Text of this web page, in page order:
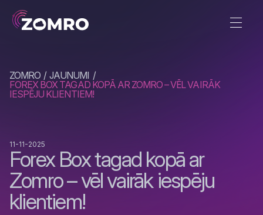
ZOMRO
JAUNUMI
FOREX BOX TAGAD KOPĀ AR ZOMRO – VĒL VAIRĀK
IESPĒJU KLIENTIEM!
Forex Box tagad kopā ar
Zomro – vēl vairāk iespēju
klientiem!
11-11-2025